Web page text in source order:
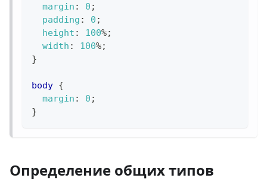
margin : 0 ;
padding : 0 ;
height : 100%;
width : 100%;
}
body {
margin : 0 ;
}
Определение общих типов